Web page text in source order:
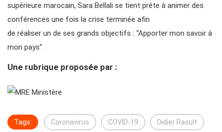
supérieure marocain, Sara Bellali se tient prête à animer des
conférences une fois la crise terminée afin
de réaliser un de ses grands objectifs : “Apporter mon savoir à
mon pays”.
Une rubrique proposée par :
Tags: Coronavirus COVID-19 Didier Raoult